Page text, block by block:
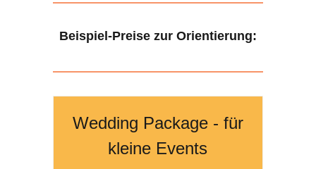
Beispiel-Preise zur Orientierung:
Wedding Package - für
kleine Events